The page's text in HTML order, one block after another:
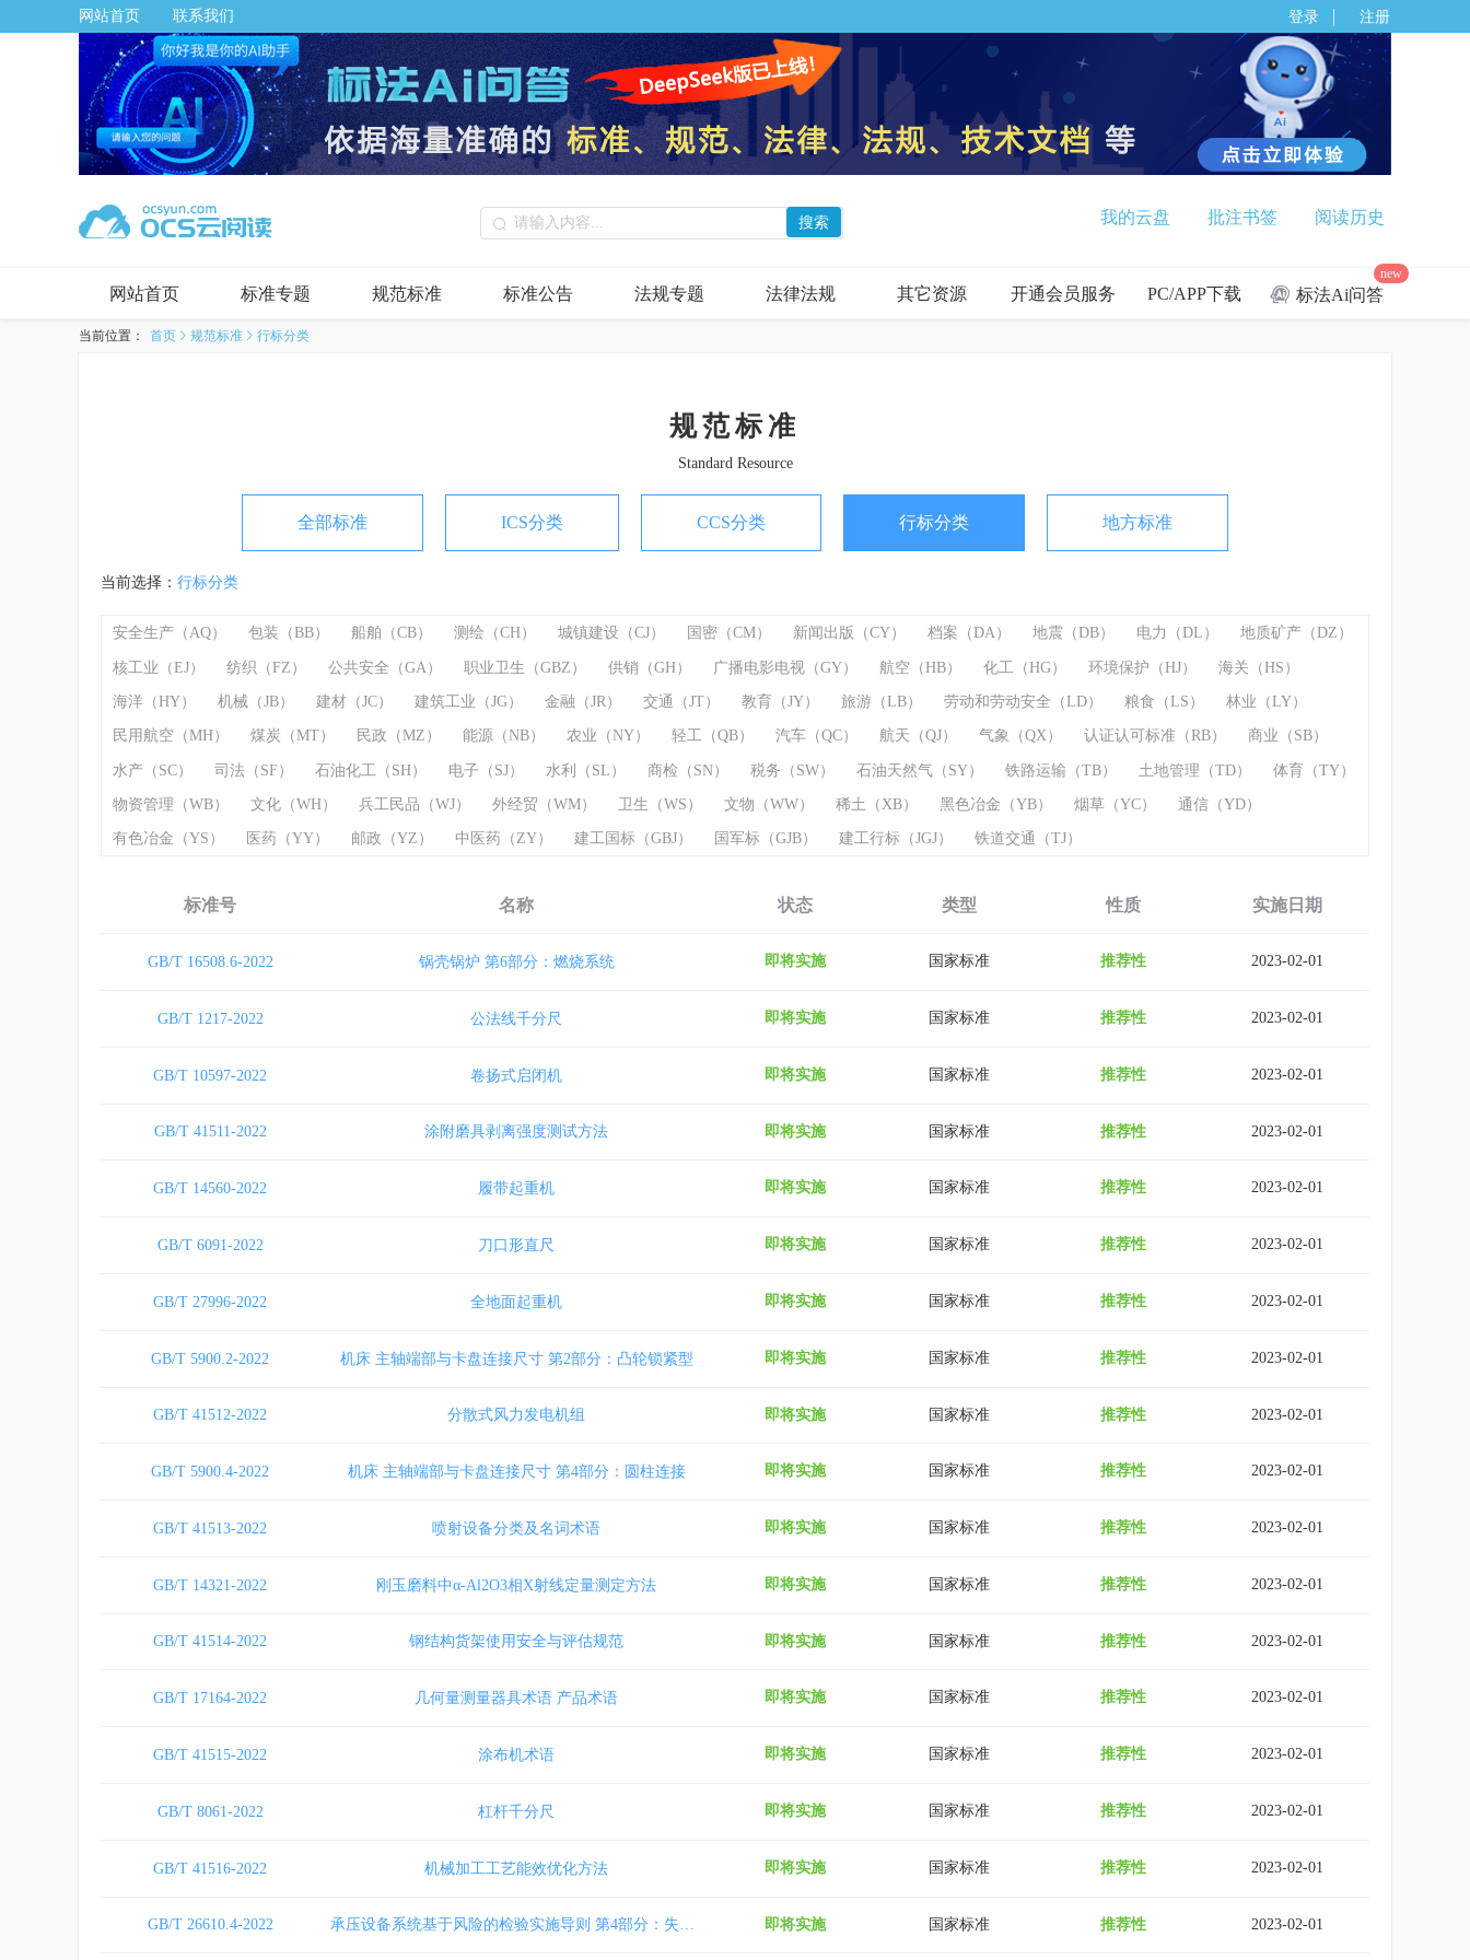
网站首页 联系我们 登录 注册
搜索 我的云盘 批注书签 阅读历史
网站首页 标准专题 规范标准 标准公告 法规专题 法律法规 其它资源 开通会员服务 PC/APP下载 标法Ai问答
new
当前位置： 首页 规范标准 行标分类
规范标准
Standard Resource
全部标准 ICS分类 CCS分类 行标分类 地方标准
当前选择： 行标分类
安全生产（AQ） 包装（BB） 船舶（CB） 测绘（CH） 城镇建设（CJ） 国密（CM） 新闻出版（CY） 档案（DA） 地震（DB） 电力（DL） 地质矿产（DZ）
核工业（EJ） 纺织（FZ） 公共安全（GA） 职业卫生（GBZ） 供销（GH） 广播电影电视（GY） 航空（HB） 化工（HG） 环境保护（HJ） 海关（HS）
海洋（HY） 机械（JB） 建材（JC） 建筑工业（JG） 金融（JR） 交通（JT） 教育（JY） 旅游（LB） 劳动和劳动安全（LD） 粮食（LS） 林业（LY）
民用航空（MH） 煤炭（MT） 民政（MZ） 能源（NB） 农业（NY） 轻工（QB） 汽车（QC） 航天（QJ） 气象（QX） 认证认可标准（RB） 商业（SB）
水产（SC） 司法（SF） 石油化工（SH） 电子（SJ） 水利（SL） 商检（SN） 税务（SW） 石油天然气（SY） 铁路运输（TB） 土地管理（TD） 体育（TY）
物资管理（WB） 文化（WH） 兵工民品（WJ） 外经贸（WM） 卫生（WS） 文物（WW） 稀土（XB） 黑色冶金（YB） 烟草（YC） 通信（YD）
有色冶金（YS） 医药（YY） 邮政（YZ） 中医药（ZY） 建工国标（GBJ） 国军标（GJB） 建工行标（JGJ） 铁道交通（TJ）
标准号 名称 状态 类型 性质 实施日期
GB/T 16508.6-2022 锅壳锅炉 第6部分：燃烧系统 即将实施 国家标准 推荐性 2023-02-01
GB/T 1217-2022 公法线千分尺 即将实施 国家标准 推荐性 2023-02-01
GB/T 10597-2022 卷扬式启闭机 即将实施 国家标准 推荐性 2023-02-01
GB/T 41511-2022 涂附磨具剥离强度测试方法 即将实施 国家标准 推荐性 2023-02-01
GB/T 14560-2022 履带起重机 即将实施 国家标准 推荐性 2023-02-01
GB/T 6091-2022 刀口形直尺 即将实施 国家标准 推荐性 2023-02-01
GB/T 27996-2022 全地面起重机 即将实施 国家标准 推荐性 2023-02-01
GB/T 5900.2-2022 机床 主轴端部与卡盘连接尺寸 第2部分：凸轮锁紧型 即将实施 国家标准 推荐性 2023-02-01
GB/T 41512-2022 分散式风力发电机组 即将实施 国家标准 推荐性 2023-02-01
GB/T 5900.4-2022 机床 主轴端部与卡盘连接尺寸 第4部分：圆柱连接 即将实施 国家标准 推荐性 2023-02-01
GB/T 41513-2022 喷射设备分类及名词术语 即将实施 国家标准 推荐性 2023-02-01
GB/T 14321-2022 刚玉磨料中α-Al2O3相X射线定量测定方法 即将实施 国家标准 推荐性 2023-02-01
GB/T 41514-2022 钢结构货架使用安全与评估规范 即将实施 国家标准 推荐性 2023-02-01
GB/T 17164-2022 几何量测量器具术语 产品术语 即将实施 国家标准 推荐性 2023-02-01
GB/T 41515-2022 涂布机术语 即将实施 国家标准 推荐性 2023-02-01
GB/T 8061-2022 杠杆千分尺 即将实施 国家标准 推荐性 2023-02-01
GB/T 41516-2022 机械加工工艺能效优化方法 即将实施 国家标准 推荐性 2023-02-01
GB/T 26610.4-2022 承压设备系统基于风险的检验实施导则 第4部分：失效可能性定量分析方法 即将实施 国家标准 推荐性 2023-02-01